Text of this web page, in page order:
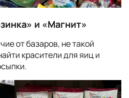
и «Магнит»
от базаров, не такой
красители для яиц и